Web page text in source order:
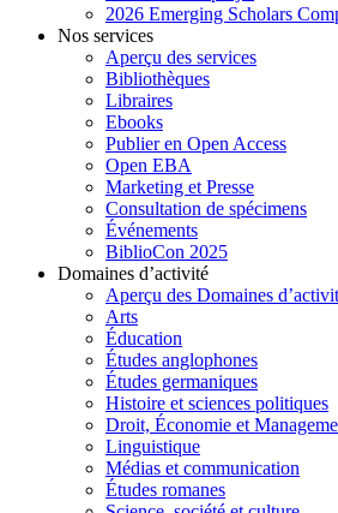
2026 Emerging Scholars
Nos services
Aperçu des services
Bibliothèques
Libraires
Ebooks
Publier en Open Access
Open EBA
Marketing et Presse
Consultation de spécimens
Événements
BiblioCon 2025
Domaines d’activité
Aperçu des Domaines
Arts
Éducation
Études anglophones
Études germaniques
Histoire et sciences politiques
Droit, Économie et
Linguistique
Médias et communication
Études romanes